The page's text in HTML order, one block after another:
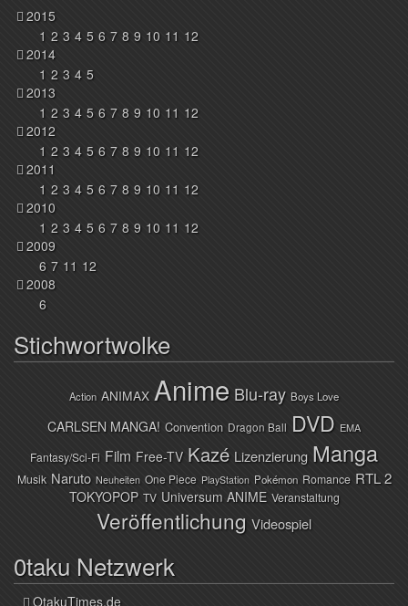
2015
1 2 3 4 5 6 7 8 9 10 11 12
2014
1 2 3 4 5
2013
1 2 3 4 5 6 7 8 9 10 11 12
2012
1 2 3 4 5 6 7 8 9 10 11 12
2011
1 2 3 4 5 6 7 8 9 10 11 12
2010
1 2 3 4 5 6 7 8 9 10 11 12
2009
6 7 11 12
2008
6
Stichwortwolke
Action ANIMAX Anime Blu-ray Boys Love
CARLSEN MANGA! Convention Dragon Ball DVD EMA
Fantasy/Sci-Fi Film Free-TV Kazé Lizenzierung Manga
Musik Naruto Neuheiten One Piece PlayStation Pokémon Romance RTL 2
TOKYOPOP TV Universum ANIME Veranstaltung
Veröffentlichung Videospiel
0taku Netzwerk
OtakuTimes.de